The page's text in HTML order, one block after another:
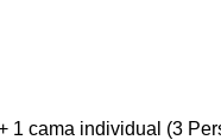
1 cama individual (3